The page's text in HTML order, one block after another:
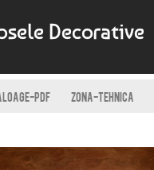
Decorative
PDF ZONA-TEHNICA